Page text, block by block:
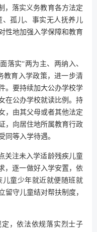
，落实义务教育各方法定
孤儿、事实无人抚养儿
性地加强入学保障和教育
落实“两为主、两纳入、
教育入学政策，进一步清
。要持续加大公办学校学
在公办学校就读比例。持
，由其父母或者其他法定
，向居住地所属教育行政
同等入学待遇。
关注未入学适龄残疾儿童
，逐一做好入学安置，依
童少年就近就便随班就
留守儿童结对帮扶制度，
，依法依规落实烈士子